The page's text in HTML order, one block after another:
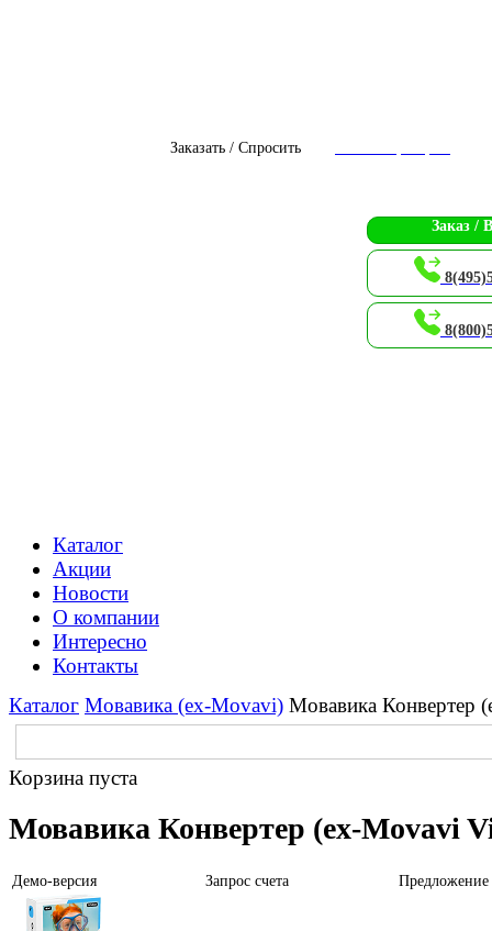
Заказать / Спросить
Заказ /
Каталог
Акции
Новости
О компании
Интересно
Контакты
Каталог Мовавика (ex-Movavi) Мовавика Конвертер
Корзина пуста
Мовавика Конвертер (ex-Movavi
Демо-версия Запрос счета Предложение